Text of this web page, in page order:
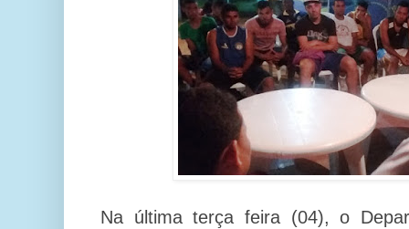
Na última terça feira (04), o